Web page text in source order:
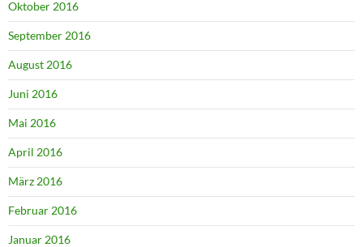
Oktober 2016
September 2016
August 2016
Juni 2016
Mai 2016
April 2016
März 2016
Februar 2016
Januar 2016